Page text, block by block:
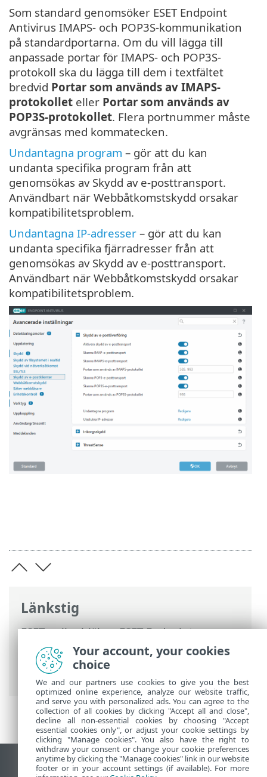
Länkstig
ESET onlinehjälp>ESET Endpoint
Antivirus
>Avancerade inställningar>
Skydd> Skydd av e-postklient
e-postöverföring
Som standard genomsöker ESET Endpoint
Antivirus IMAPS- och POP3S-kommunikation
på standardportarna. Om du vill lägga till
anpassade portar för IMAPS- och POP3S-
protokoll ska du lägga till dem i textfältet
bredvid Portar som används av IMAPS-
protokollet eller Portar som används av
POP3S-protokollet. Flera portnummer måste
avgränsas med kommatecken.
Undantagna program – gör att du kan
undanta specifika program från att
genomsökas av Skydd av e-posttransport.
Användbart när Webbåtkomstskydd orsakar
kompatibilitetsproblem.
Undantagna IP-adresser – gör att du kan
undanta specifika fjärradresser från att
genomsökas av Skydd av e-posttransport.
Användbart när Webbåtkomstskydd orsakar
kompatibilitetsproblem.
Visa skrivbords-webbplats
Your account, your cookies
choice
We and our partners use cookies to give you the best
optimized online experience, analyze our website traffic,
and serve you with personalized ads. You can agree to the
collection of all cookies by clicking "Accept all and close",
decline all non-essential cookies by choosing "Accept
essential cookies only", or adjust your cookie settings by
clicking "Manage cookies". You also have the right to
withdraw your consent or change your cookie preferences
anytime by clicking the "Manage cookies" link in our website
footer or in your account settings (if available). For more